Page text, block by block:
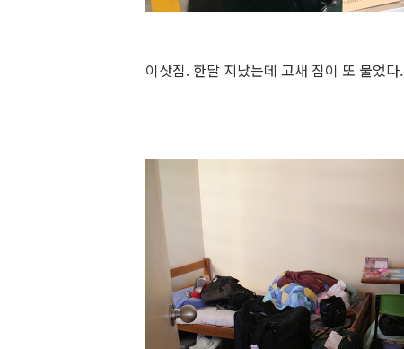
이삿짐. 한달 지났는데 고새 짐이 또 불었다.